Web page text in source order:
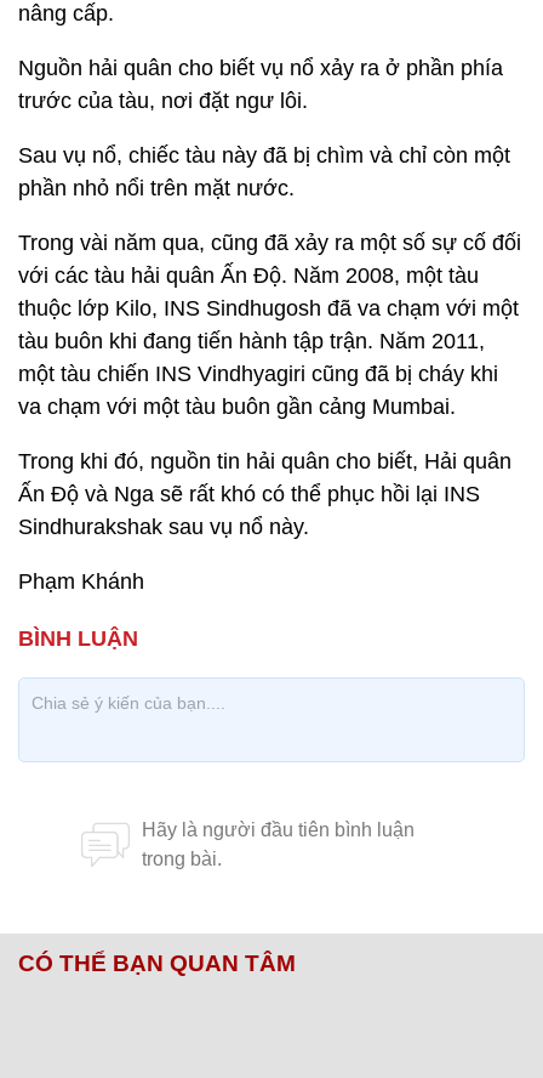
nâng cấp.
Nguồn hải quân cho biết vụ nổ xảy ra ở phần phía
trước của tàu, nơi đặt ngư lôi.
Sau vụ nổ, chiếc tàu này đã bị chìm và chỉ còn một
phần nhỏ nổi trên mặt nước.
Trong vài năm qua, cũng đã xảy ra một số sự cố đối
với các tàu hải quân Ấn Độ. Năm 2008, một tàu
thuộc lớp Kilo, INS Sindhugosh đã va chạm với một
tàu buôn khi đang tiến hành tập trận. Năm 2011,
một tàu chiến INS Vindhyagiri cũng đã bị cháy khi
va chạm với một tàu buôn gần cảng Mumbai.
Trong khi đó, nguồn tin hải quân cho biết, Hải quân
Ấn Độ và Nga sẽ rất khó có thể phục hồi lại INS
Sindhurakshak sau vụ nổ này.
Phạm Khánh
CÓ THỂ BẠN QUAN TÂM